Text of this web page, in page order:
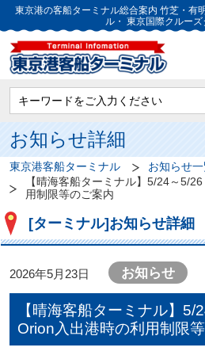
東京港の客船ターミナル総合案内 竹芝・有
ル・ 東京国際クルーズ
お知らせ詳細
東京港客船ターミナル お知らせ
【晴海客船ターミナル】5/24～5/
用制限等のご案内
[ターミナル]お知らせ詳細
2026年5月23日 お知らせ
【晴海客船ターミナル】5/
Orion入出港時の利用制限